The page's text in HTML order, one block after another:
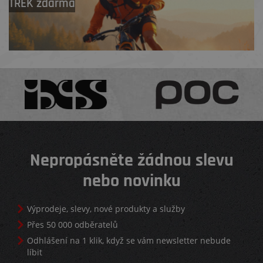
TREK zdarma
Nepropásněte žádnou slevu
nebo novinku
Výprodeje, slevy, nové produkty a služby
Přes 50 000 odběratelů
Odhlášení na 1 klik, když se vám newsletter nebude
líbit